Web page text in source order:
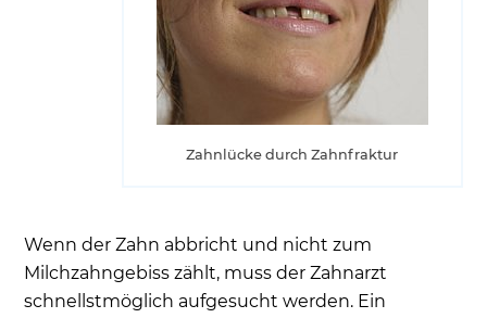
Zahnlücke durch Zahnfraktur
Wenn der Zahn abbricht und nicht zum
Milchzahngebiss zählt, muss der Zahnarzt
schnellstmöglich aufgesucht werden. Ein